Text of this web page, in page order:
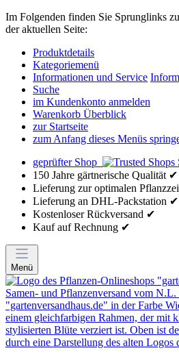
Im Folgenden finden Sie Sprunglinks
der aktuellen Seite:
Produktdetails
Kategoriemenü
Informationen und Service
Suche
im Kundenkonto anmelden
Warenkorb Überblick
zur Startseite
zum Anfang dieses Menüs
geprüfter Shop
150 Jahre gärtnerische Qualität ✔
Lieferung zur optimalen
Lieferung an DHL-Packstation ✔
Kostenloser Rückversand ✔
Kauf auf Rechnung ✔
Menü